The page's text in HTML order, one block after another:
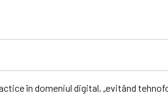
în domeniul digital, „evitând